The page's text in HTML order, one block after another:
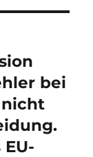
bei
nicht